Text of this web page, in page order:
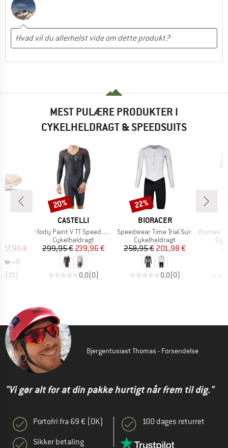
MEST PULÆRE PRODUKTER I
CYKELHELDRAGT & SPEEDSUITS
pris
€
+8
(23)
MÆRKE
CASTELLI
Artikel
Body Paint V TT Speedsuit
Produktgruppe
Cykelheldragt
Pris
299,95 €Nedsat pris
239,96 €
0,0(0)
Rabat
20%
MÆRKE
BIORACER
Artikel
Speedwear Time Trial Suit
Produktgruppe
Cykelheldragt
Pris
258,95 €Nedsat pris
201,98 €
0,0(0)
Rabat
22%
Artikel
Women's
Bjergentusiast Thomas - Forsendelse
"Vi gør alt for at din pakke hurtigt når frem til dig."
Portofri fra 69 € (DK)
Sikker betaling
100 dages returret